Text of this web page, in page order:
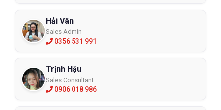
Hải Vân
Sales Admin
0356 531 991
Trịnh Hậu
Sales Consultant
0906 018 986